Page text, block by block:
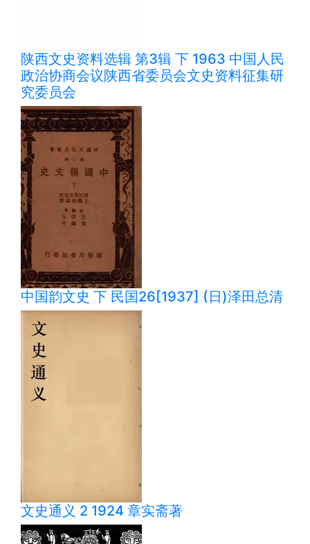
陕西文史资料选辑 第3辑 下 1963 中国人民
政治协商会议陕西省委员会文史资料征集研
究委员会
中国韵文史 下 民国26[1937] (日)泽田总清
文史通义 2 1924 章实斋著